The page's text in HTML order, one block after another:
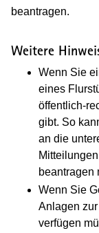
beantragen.
Weitere
Wenn Sie
eines
öffentlich-
gibt. So
an die
beantragen
Wenn Sie
Anlagen
verfügen